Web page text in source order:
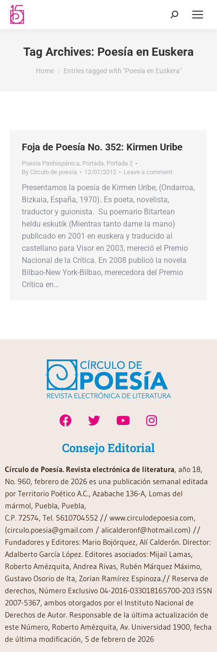
Tag Archives: Poesía en Euskera
You are here:
Home Entries tagged with "Poesía en Euskera"
Foja de Poesía No. 352: Kirmen Uribe
Poesía Panhispánica, Portada, Portada 2
By Círculo de poesía 12/07/2012 Leave a comment
Presentamos la poesía de Kirmen Uribe, (Ondarroa,
Bizkaia, España, 1970). Es poeta, novelista,
traductor y guionista. Su poemario Bitartean
heldu eskutik (Mientras tanto dame la mano)
publicado en 2001 en euskera y traducido al
castellano para Visor en 2003, mereció el Premio
Nacional de la Crítica. En 2008 publicó la novela
Bilbao-New York-Bilbao, merecedora del Premio
Crítica en…
Consejo Editorial
Círculo de Poesía. Revista electrónica de literatura, año 18,
No. 960, febrero de 2026 es una publicación semanal editada
por Territorio Poético A.C., Azabache 136-A, Lomas del
mármol, Puebla, Puebla,
C.P. 72574, Tel. 5610704552 // www.circulodepoesia.com,
(circulo.poesia@gmail.com / alicalderonf@hotmail.com) //
Fundadores y Editores: Mario Bojórquez, Alí Calderón. Director:
Adalberto García López. Editores asociados: Mijail Lamas,
Roberto Amézquita, Andrea Rivas, Rubén Márquez Máximo,
Gustavo Osorio de Ita, Zorian Ramírez Espinoza.// Reserva de
derechos, Número Exclusivo 04-2016-033018165700-203 ISSN
2007-5367, ambos otorgados por el Instituto Nacional de
Derechos de Autor. Responsable de la última actualización de
este Número, Roberto Amézquita, Av. Universidad 1900, fecha
de última modificación, 5 de febrero de 2026